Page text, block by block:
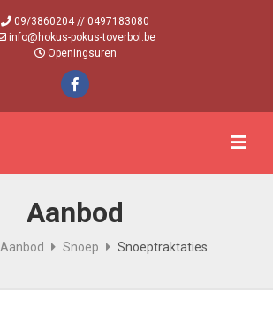
09/3860204 // 0497183080
info@hokus-pokus-toverbol.be
Openingsuren
Aanbod
Aanbod Snoep Snoeptraktaties